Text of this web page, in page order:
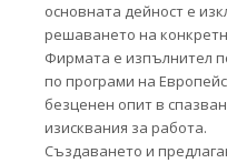
основната дейност е
решаването на
Фирмата е изпълнител
по програми на
безценен опит в
изисквания за работа.
Създаването и